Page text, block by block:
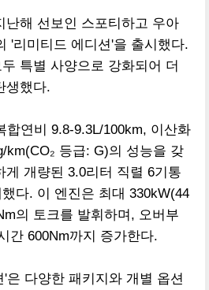
난해 선보인 스포티하고 우아
'리미티드 에디션'을 출시했다.
특별 사양으로 강화되어 더
생했다.
합연비 9.8-9.3L/100km, 이산화
km(CO₂ 등급: G)의 성능을 갖
게 개량된 3.0리터 직렬 6기통
다. 이 엔진은 최대 330kW(44
의 토크를 발휘하며, 오버부
간 600Nm까지 증가한다.
은 다양한 패키지와 개별 옵션